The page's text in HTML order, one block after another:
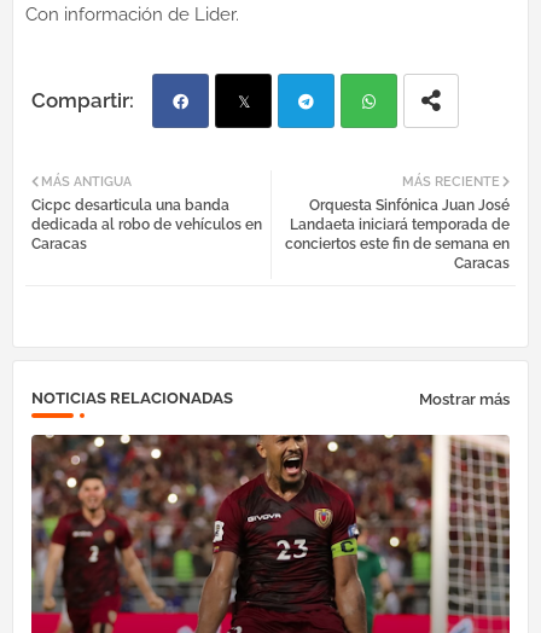
Con información de Lider.
ebo egr atsa
MÁS RECIENTE
Orquesta Sinfónica Juan José
Landaeta iniciará temporada de
conciertos este fin de semana en
Caracas
MÁS ANTIGUA
Cicpc desarticula una banda
dedicada al robo de vehículos en
Caracas
NOTICIAS RELACIONADAS Mostrar más